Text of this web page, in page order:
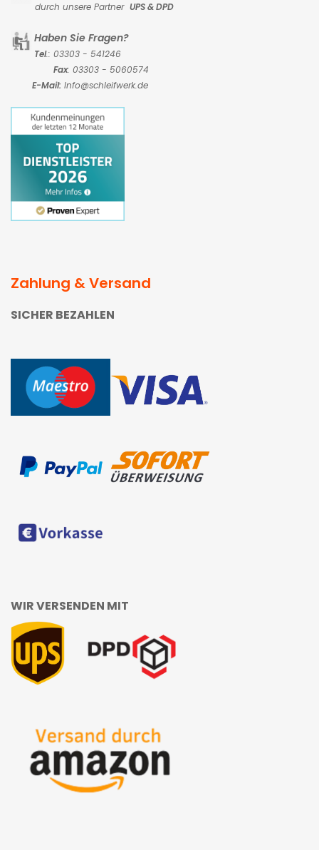
durch unsere Partner UPS & DPD
Haben Sie Fragen?
Tel.: 03303 - 541246
Fax: 03303 - 5060574
E-Mail: Info@schleifwerk.de
Zahlung & Versand
SICHER BEZAHLEN
WIR VERSENDEN MIT